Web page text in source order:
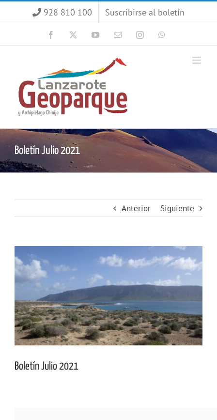
928 810 100 Suscribirse al boletín
Facebook YouTubeCorreoInstagram
Boletín Julio 2021
Anterior Siguiente
imagen
más
grande
Boletín Julio 2021